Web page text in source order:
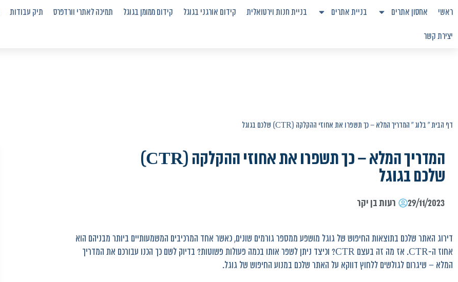
ראשי אחסון אתרים בניית אתרים בניית חנות וירטואלית קידום אורגני בגוגל קידום ממומן בגוגל תמיכה לאתרי וורדפרס תיק עבודות
יצירת קשר
דף הבית» בלוג» המדריך המלא – כך תשפרו את אחוזי ההקלקה (CTR) שלכם בגוגל
המדריך המלא – כך תשפרו את אחוזי ההקלקה (CTR)
שלכם בגוגל
29/11/2023 רעות בן יקר
דירוג האתר שלכם בתוצאות החיפוש של גוגל מושפע ממספר גורמים שונים, כאשר אחד המרכיבים המשמעותיים ביותר מבניהם הוא
אחוז ה-CTR. אז מה זה בעצם CTR? וכיצד ניתן לשפר אותו בכמה פעולות פשוטות? בדיוק לשם כך הכנו עבורכם את המדריך
המלא – שיגרום לגולשים ללחוץ דווקא על האתר שלכם במנוע החיפוש של גוגל.